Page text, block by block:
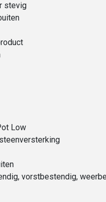
stevig
Low
vorstbestendig,